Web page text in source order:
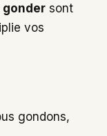
gonder sont
vos
gondons,